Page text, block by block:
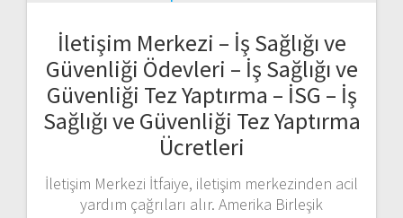
İletişim Merkezi – İş Sağlığı ve
Güvenliği Ödevleri – İş Sağlığı ve
Güvenliği Tez Yaptırma – İSG – İş
Sağlığı ve Güvenliği Tez Yaptırma
Ücretleri
İletişim Merkezi İtfaiye, iletişim merkezinden acil
yardım çağrıları alır. Amerika Birleşik